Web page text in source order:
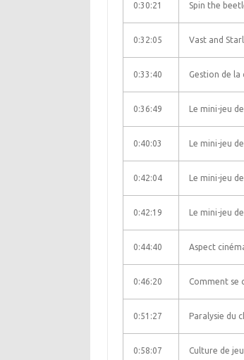
0:30:21 Spin the
0:32:05 Vast and
0:33:40 Gestion de la
0:36:49 Le mini-jeu
0:40:03 Le mini-jeu
0:42:04 Le mini-jeu
0:42:19 Le mini-jeu
0:44:40 Aspect
0:46:20 Comment se
0:51:27 Paralysie du
0:58:07 Culture de